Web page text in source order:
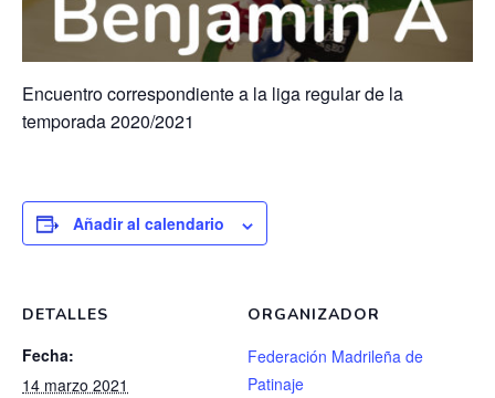
Encuentro correspondiente a la liga regular de la
temporada 2020/2021
Añadir al calendario
DETALLES
Fecha:
14 marzo 2021
ORGANIZADOR
Federación Madrileña de
Patinaje